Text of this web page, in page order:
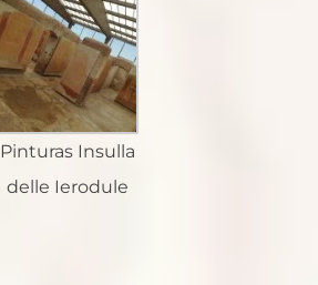
Pinturas Insulla
delle Ierodule